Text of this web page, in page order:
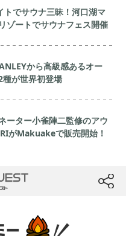
トでサウナ三昧！河口湖マ
ゾートでサウナフェス開催
から高級感あるオー
種が世界初登場
ーター小雀陣二監修のアウ
がMakuakeで販売開始！
btn